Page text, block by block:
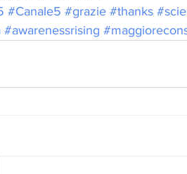
#Canale5 #grazie #thanks
#awarenessrising